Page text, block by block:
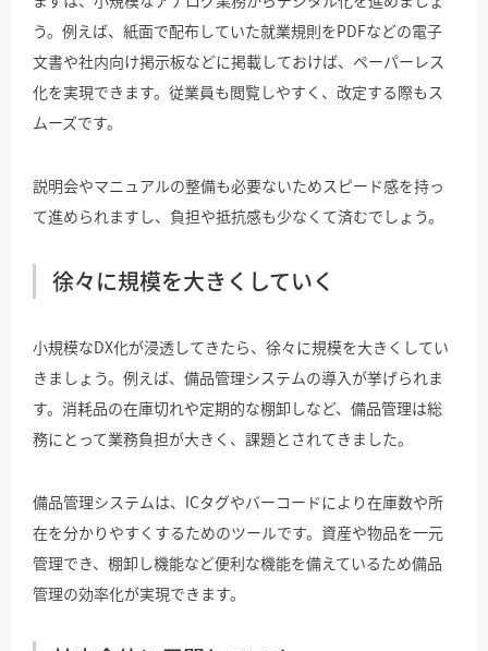
う。例えば、紙面で配布していた就業規則をPDFなどの電子
文書や社内向け掲示板などに掲載しておけば、ペーパーレス
化を実現できます。従業員も閲覧しやすく、改定する際もス
ムーズです。
説明会やマニュアルの整備も必要ないためスピード感を持っ
て進められますし、負担や抵抗感も少なくて済むでしょう。
徐々に規模を大きくしていく
小規模なDX化が浸透してきたら、徐々に規模を大きくしてい
きましょう。例えば、備品管理システムの導入が挙げられま
す。消耗品の在庫切れや定期的な棚卸しなど、備品管理は総
務にとって業務負担が大きく、課題とされてきました。
備品管理システムは、ICタグやバーコードにより在庫数や所
在を分かりやすくするためのツールです。資産や物品を一元
管理でき、棚卸し機能など便利な機能を備えているため備品
管理の効率化が実現できます。